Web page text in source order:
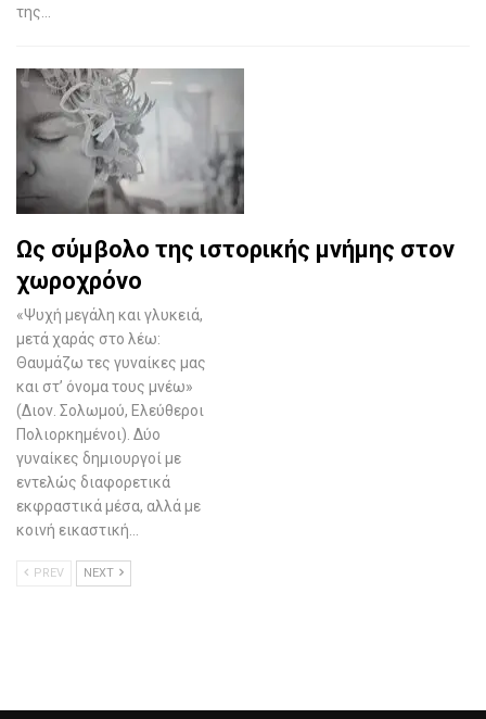
της…
Ως σύμβολο της ιστορικής μνήμης στον
χωροχρόνο
«Ψυχή μεγάλη και γλυκειά,
μετά χαράς στο λέω:
Θαυμάζω τες γυναίκες μας
και στ’ όνομα τους μνέω»
(Διον. Σολωμού, Ελεύθεροι
Πολιορκημένοι). Δύο
γυναίκες δημιουργοί με
εντελώς διαφορετικά
εκφραστικά μέσα, αλλά με
κοινή εικαστική…
PREV NEXT